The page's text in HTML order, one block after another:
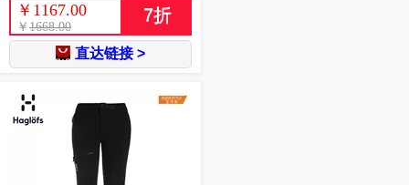
￥ 1167.00
￥ 1668.00
7折
直达链接 >